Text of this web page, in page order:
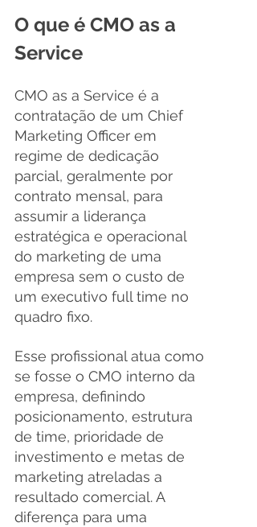
O que é CMO as a
Service
CMO as a Service é a
contratação de um Chief
Marketing Officer em
regime de dedicação
parcial, geralmente por
contrato mensal, para
assumir a liderança
estratégica e operacional
do marketing de uma
empresa sem o custo de
um executivo full time no
quadro fixo.
Esse profissional atua como
se fosse o CMO interno da
empresa, definindo
posicionamento, estrutura
de time, prioridade de
investimento e metas de
marketing atreladas a
resultado comercial. A
diferença para uma